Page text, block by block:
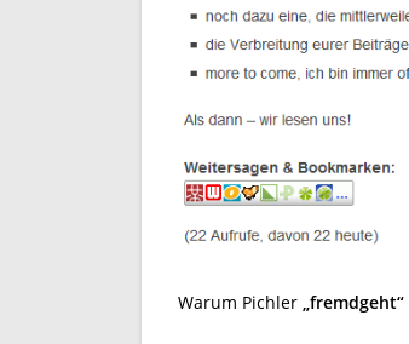
Warum Pichler „fremdgeht“